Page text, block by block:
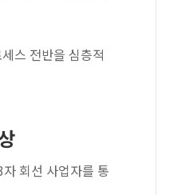
스 전반을 심층적
회선 사업자를 통